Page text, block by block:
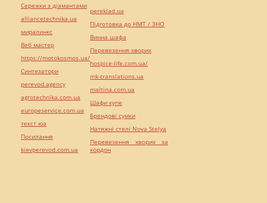
Сережки з діамантами
alliancetechnika.ua
миралинкс
Веб мастер
https://motokosmos.ua/
Синтезатори
perevod.agency
agrotechnika.com.ua
europeservice.com.ua
текст юа
Посилання
kievperevod.com.ua
pereklad.ua
Підготовка до НМТ / ЗНО
Винна шафа
Перевезення хворих
hospice-life.com.ua/
mk-translations.ua
maltina.com.ua
Шафи купе
Брендові сумки
Натяжні стелі Nova Stelya
Перевезення хворих за
кордон